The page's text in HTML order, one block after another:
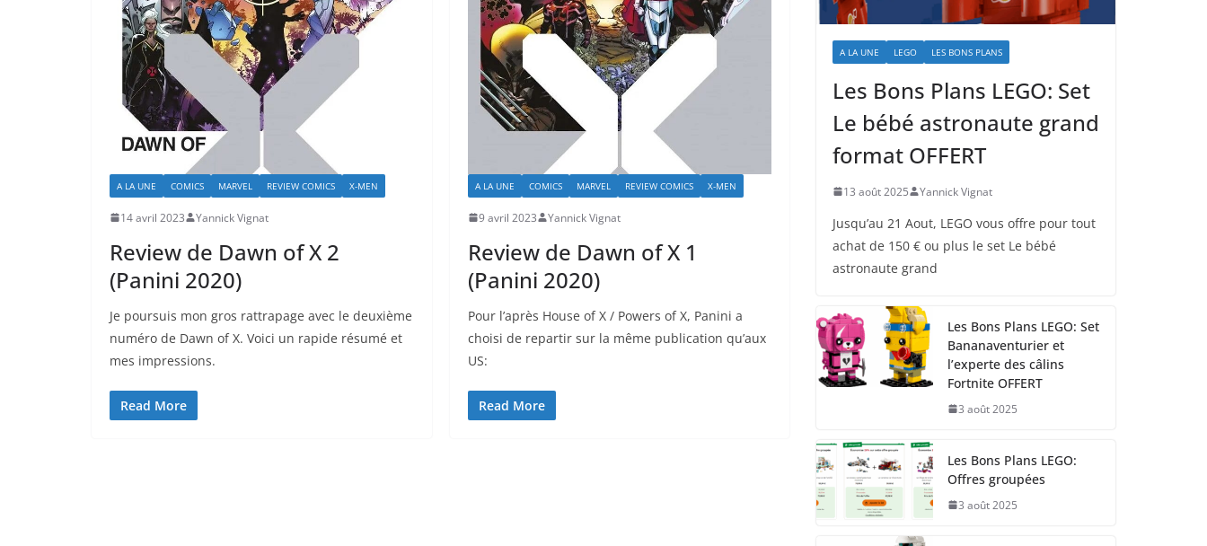
A LA UNE COMICS MARVEL REVIEW COMICS X-MEN
14 avril 2023 Yannick Vignat
Review de Dawn of X 2
(Panini 2020)
Je poursuis mon gros rattrapage avec le deuxième
numéro de Dawn of X. Voici un rapide résumé et
mes impressions.
Read More
A LA UNE COMICS MARVEL REVIEW COMICS X-MEN
9 avril 2023 Yannick Vignat
Review de Dawn of X 1
(Panini 2020)
Pour l’après House of X / Powers of X, Panini a
choisi de repartir sur la même publication qu’aux
US:
Read More
A LA UNE LEGO LES BONS PLANS
Les Bons Plans LEGO: Set
Le bébé astronaute grand
format OFFERT
13 août 2025 Yannick Vignat
Jusqu’au 21 Aout, LEGO vous offre pour tout
achat de 150 € ou plus le set Le bébé
astronaute grand
Les Bons Plans LEGO: Set
Bananaventurier et
l’experte des câlins
Fortnite OFFERT
3 août 2025
Les Bons Plans LEGO:
Offres groupées
3 août 2025